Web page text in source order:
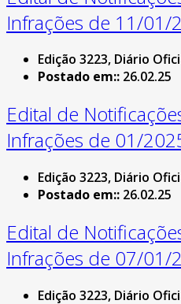
Infrações de 11/01/
Edição 3223, Diário
Postado em:: 26.02.25
Edital de
Infrações de 01/
Edição 3223, Diário
Postado em:: 26.02.25
Edital de
Infrações de 07/01/
Edição 3223, Diário